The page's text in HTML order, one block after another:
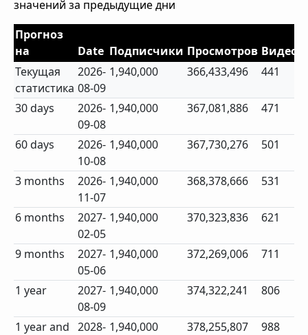
значений за предыдущие дни
Прогноз
на
Date Подписчики Просмотров Видео
Текущая
статистика
2026-
08-09
1,940,000 366,433,496 441
30 days
2026-
09-08
1,940,000 367,081,886 471
60 days
2026-
10-08
1,940,000 367,730,276 501
3 months
2026-
11-07
1,940,000 368,378,666 531
6 months
2027-
02-05
1,940,000 370,323,836 621
9 months
2027-
05-06
1,940,000 372,269,006 711
1 year
2027-
08-09
1,940,000 374,322,241 806
1 year and
2028- 1,940,000 378,255,807 988